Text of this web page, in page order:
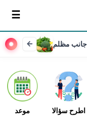
جانب مظلم
موعد اطرح سؤالا